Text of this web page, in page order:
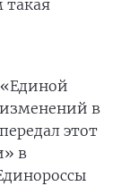
такая
в
этот
в